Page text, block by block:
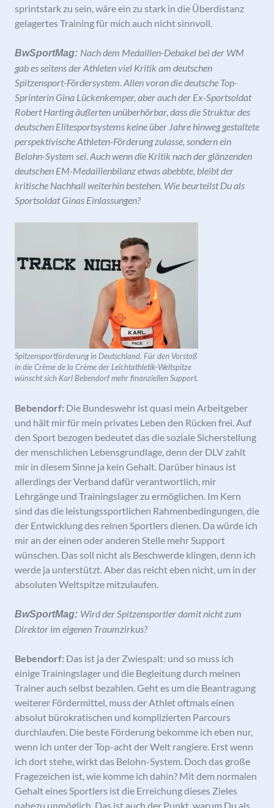
sprintstark zu sein, wäre ein zu stark in die Überdistanz
gelagertes Training für mich auch nicht sinnvoll.
BwSportMag: Nach dem Medaillen-Debakel bei der WM
gab es seitens der Athleten viel Kritik am deutschen
Spitzensport-Fördersystem. Allen voran die deutsche Top-
Sprinterin Gina Lückenkemper, aber auch der Ex-Sportsoldat
Robert Hartingäußerten unüberhörbar, dass die Struktur des
deutschen Elitesportsystems keine über Jahre hinweg gestaltete
perspektivische Athleten-Förderung zulasse, sondern ein
Belohn-System sei. Auch wenn die Kritik nach der glänzenden
deutschen EM-Medaillenbilanz etwas abebbte, bleibt der
kritische Nachhall weiterhin bestehen. Wie beurteilst Du als
Sportsoldat Ginas Einlassungen?
Spitzensportförderung in Deutschland. Für den Vorstoß
in die Crème de la Crème der Leichtathletik-Weltspitze
wünscht sich Karl Bebendorf mehr finanziellen Support.
Bebendorf: Die Bundeswehr ist quasi mein Arbeitgeber
und hält mir für mein privates Leben den Rücken frei. Auf
den Sport bezogen bedeutet das die soziale Sicherstellung
der menschlichen Lebensgrundlage, denn der DLV zahlt
mir in diesem Sinne ja kein Gehalt. Darüber hinaus ist
allerdings der Verband dafür verantwortlich, mir
Lehrgänge und Trainingslager zu ermöglichen. Im Kern
sind das die leistungssportlichen Rahmenbedingungen, die
der Entwicklung des reinen Sportlers dienen. Da würde ich
mir an der einen oder anderen Stelle mehr Support
wünschen. Das soll nicht als Beschwerde klingen, denn ich
werde ja unterstützt. Aber das reicht eben nicht, um in der
absoluten Weltspitze mitzulaufen.
BwSportMag: Wird der Spitzensportler damit nicht zum
Direktor im eigenen Traumzirkus?
Bebendorf: Das ist ja der Zwiespalt: und so muss ich
einige Trainingslager und die Begleitung durch meinen
Trainer auch selbst bezahlen. Geht es um die Beantragung
weiterer Fördermittel, muss der Athlet oftmals einen
absolut bürokratischen und komplizierten Parcours
durchlaufen. Die beste Förderung bekomme ich eben nur,
wenn ich unter der Top-acht der Welt rangiere. Erst wenn
ich dort stehe, wirkt das Belohn-System. Doch das große
Fragezeichen ist, wie komme ich dahin? Mit dem normalen
Gehalt eines Sportlers ist die Erreichung dieses Zieles
nahezu unmöglich. Das ist auch der Punkt, warum Du als